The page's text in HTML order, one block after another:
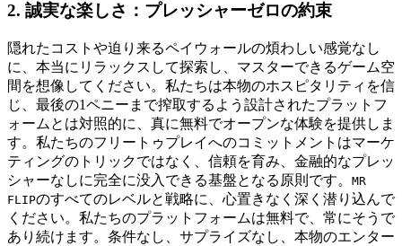
2. 誠実な楽しさ：プレッシャーゼロの約束
隠れたコストや迫り来るペイウォールの煩わしい感覚なし
に、本当にリラックスして探索し、マスターできるゲーム空
間を想像してください。私たちは本物のホスピタリティを信
じ、最後の1ペニーまで搾取するよう設計されたプラットフ
ォームとは対照的に、真に無料でオープンな体験を提供しま
す。私たちのフリートゥプレイへのコミットメントはマーケ
ティングのトリックではなく、信頼を育み、金融的なプレッ
シャーなしに完全に没入できる基盤となる原則です。 MR
FLIPのすべてのレベルと戦略に、心置きなく深く潜り込んで
ください。私たちのプラットフォームは無料で、常にそうで
あり続けます。条件なし、サプライズなし、本物のエンター